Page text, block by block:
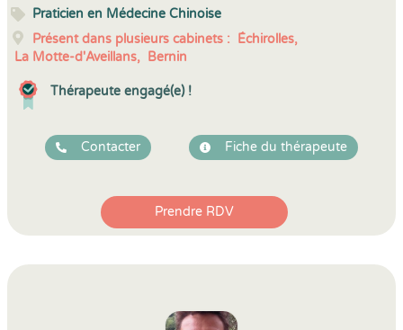
Praticien en Médecine Chinoise
Présent dans plusieurs cabinets : Échirolles,
La Motte-d'Aveillans, Bernin
Thérapeute engagé(e) !
Contacter Fiche du thérapeute
Prendre RDV